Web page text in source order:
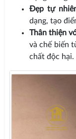
Đẹp tự
dạng, tạo
Thân thiện
và chế biến
chất độc hại.